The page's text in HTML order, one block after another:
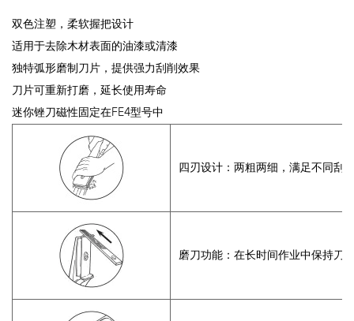
双色注塑，柔软握把设计
适用于去除木材表面的油漆或清漆
独特弧形磨制刀片，提供强力刮削效果
刀片可重新打磨，延长使用寿命
迷你锉刀磁性固定在FE4型号中
四刃设计：两粗两细，满足不同刮
磨刀功能：在长时间作业中保持刀